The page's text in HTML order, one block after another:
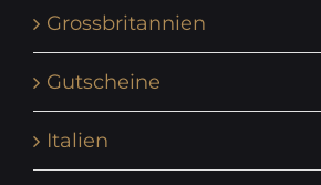
Grossbritannien
Gutscheine
Italien